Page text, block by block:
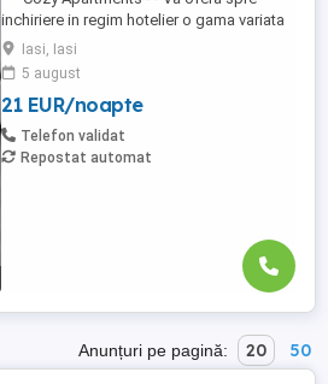
inchiriere in regim hotelier o gama variata
de apartamente si garsoniere situate in
puncte cheie ale orasului doar in
complexe rezidentiale noi: *Zona Palas
Mall - Centru - Complex Lazar Residence;
*Zona Palas Mall - Centru Complex Q
Residence; *Zona Palas Mall - ...
Iasi, Iasi
5 august
21 EUR/noapte
Telefon validat
Repostat automat
Anunțuri pe pagină: 20 50